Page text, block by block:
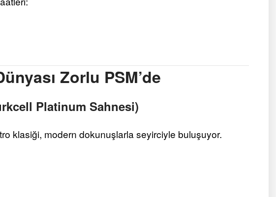
Zorlu PSM’de
Platinum Sahnesi)
klasiği, modern dokunuşlarla seyirciyle buluşuyor.